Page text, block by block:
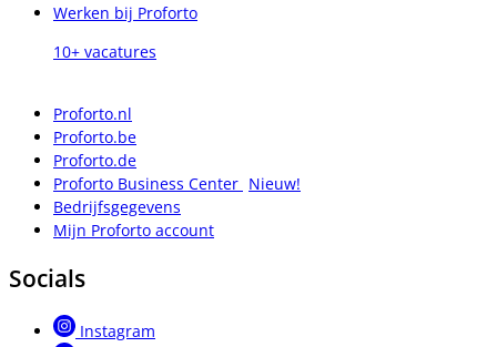
Werken bij Proforto
10+ vacatures
Proforto.nl
Proforto.be
Proforto.de
Proforto Business Center Nieuw!
Bedrijfsgegevens
Mijn Proforto account
Socials
Instagram